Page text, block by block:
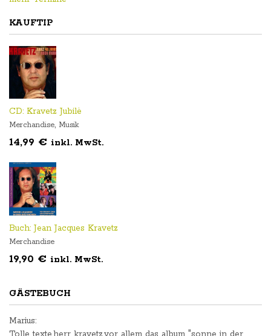
KAUFTIP
CD: Kravetz Jubilè
Merchandise, Musik
14,99 € inkl. MwSt.
Buch: Jean Jacques Kravetz
Merchandise
19,90 € inkl. MwSt.
GÄSTEBUCH
Marius: